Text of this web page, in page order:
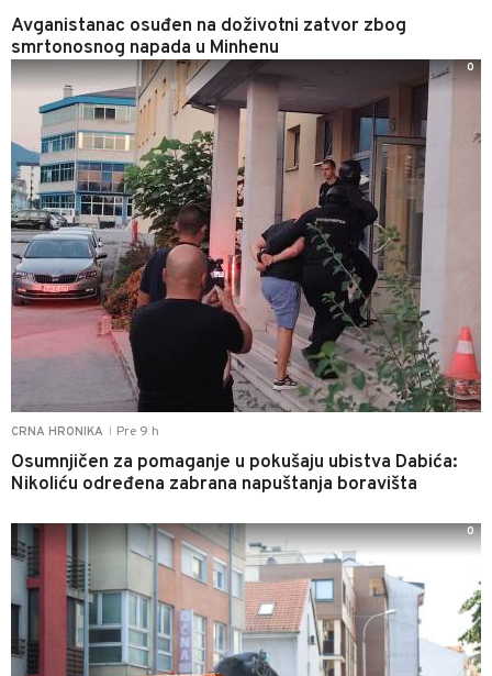
Avganistanac osuđen na doživotni zatvor zbog
smrtonosnog napada u Minhenu
CRNA HRONIKA Pre 9 h
Osumnjičen za pomaganje u pokušaju ubistva Dabića:
Nikoliću određena zabrana napuštanja boravišta
0
0